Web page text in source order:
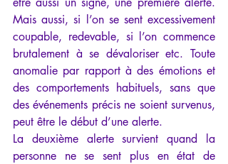
Mais aussi, si l’on se sent excessivement
coupable, redevable, si l’on commence
brutalement à se dévaloriser etc. Toute
anomalie par rapport à des émotions et
des comportements habituels, sans que
des événements précis ne soient survenus,
peut être le début d’une alerte.
La deuxième alerte survient quand la
personne ne se sent plus en état de